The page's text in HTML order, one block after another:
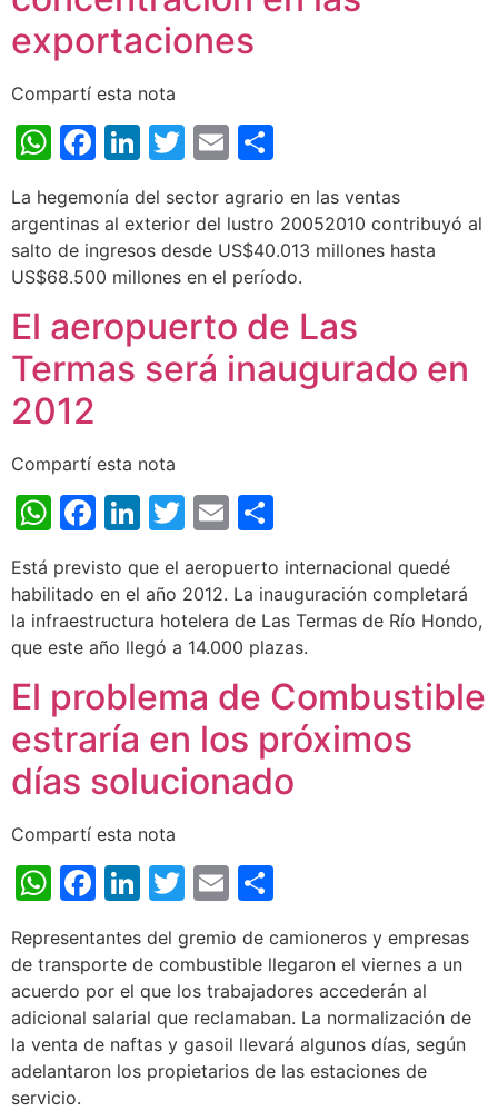
exportaciones
Compartí esta nota
WhatsApp
Facebook
LinkedIn
Twitter
Email
La hegemonía del sector agrario en las ventas
argentinas al exterior del lustro 20052010 contribuyó al
salto de ingresos desde US$40.013 millones hasta
US$68.500 millones en el período.
El aeropuerto de Las
Termas será inaugurado en
2012
Compartí esta nota
WhatsApp
Facebook
LinkedIn
Twitter
Email
Está previsto que el aeropuerto internacional quedé
habilitado en el año 2012. La inauguración completará
la infraestructura hotelera de Las Termas de Río Hondo,
que este año llegó a 14.000 plazas.
El problema de Combustible
estraría en los próximos
días solucionado
Compartí esta nota
WhatsApp
Facebook
LinkedIn
Twitter
Email
Representantes del gremio de camioneros y empresas
de transporte de combustible llegaron el viernes a un
acuerdo por el que los trabajadores accederán al
adicional salarial que reclamaban. La normalización de
la venta de naftas y gasoil llevará algunos días, según
adelantaron los propietarios de las estaciones de
servicio.